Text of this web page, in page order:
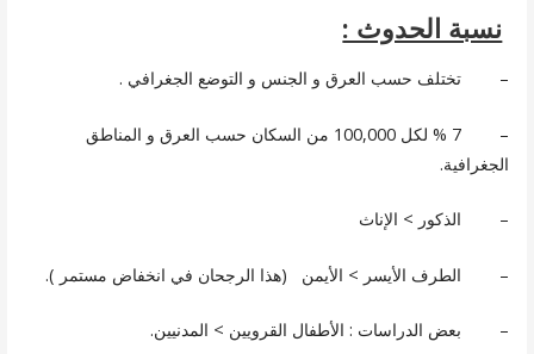
نسبة الحدوث :
– تختلف حسب العرق و الجنس و التوضع الجغرافي .
– 7 % لكل 100,000 من السكان حسب العرق و المناطق
الجغرافية.
– الذكور > الإناث
– الطرف الأيسر > الأيمن (هذا الرجحان في انخفاض مستمر ).
– بعض الدراسات : الأطفال القرويين > المدنيين.